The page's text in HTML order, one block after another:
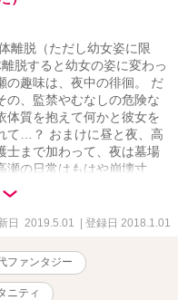
離脱（ただし幼女姿に限
脱すると幼女の姿に変わっ
の趣味は、夜中の徘徊。 だ
の、監禁やむなしの危険な
体質を抱えて何かと彼女を
て…？ おまけに昼と夜、高
士まで加わって、夜は墓場
瀬の日常はもはや崩壊寸
このロリコン！」 「部長！
り付かれるんですか！？」
！え、ちょっとまってそこ
高瀬は自由で”わらしな生
て自由な高瀬の心を射止め
、オカルトラブコメディ。
日 2019.5.01 | 登録日 2018.1.01
ファンタジー
ニティ